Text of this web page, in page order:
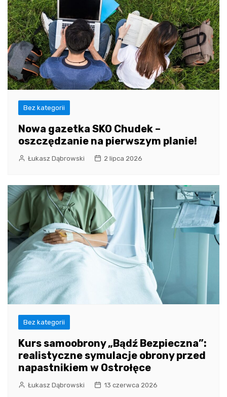
Bez kategorii
Nowa gazetka SKO Chudek –
oszczędzanie na pierwszym planie!
Łukasz Dąbrowski 2 lipca 2026
Bez kategorii
Kurs samoobrony „Bądź Bezpieczna”:
realistyczne symulacje obrony przed
napastnikiem w Ostrołęce
Łukasz Dąbrowski 13 czerwca 2026